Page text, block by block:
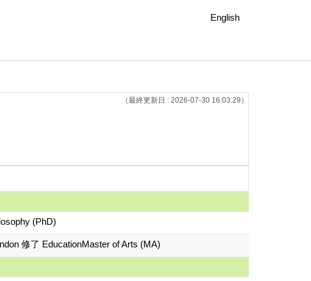
English
（最終更新日 : 2026-07-30 16:03:29）
(PhD)
修了 EducationMaster of Arts (MA)